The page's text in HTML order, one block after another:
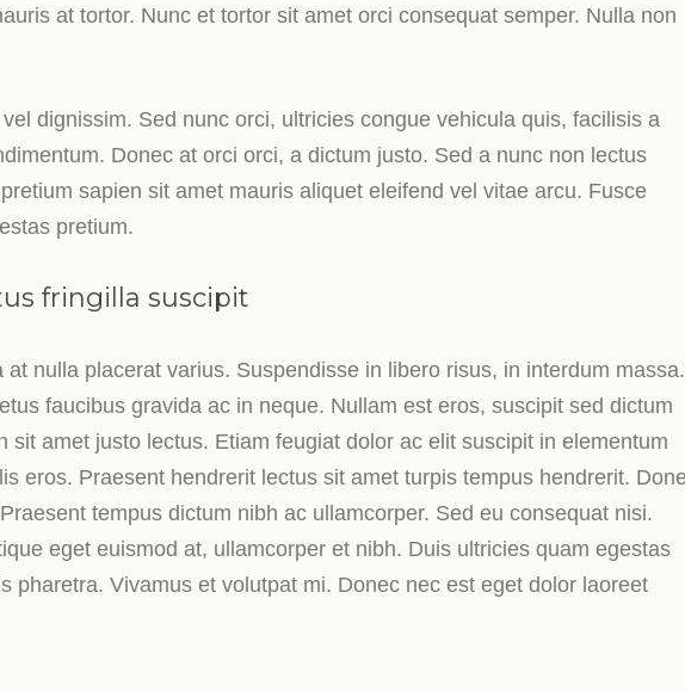
at tortor. Nunc et tortor sit amet orci consequat semper. Nulla non
dignissim. Sed nunc orci, ultricies congue vehicula quis, facilisis a
Donec at orci orci, a dictum justo. Sed a nunc non lectus
sapien sit amet mauris aliquet eleifend vel vitae arcu. Fusce
pretium.
fringilla suscipit
at nulla placerat varius. Suspendisse in libero risus, in interdum massa.
faucibus gravida ac in neque. Nullam est eros, suscipit sed dictum
sit amet justo lectus. Etiam feugiat dolor ac elit suscipit in elementum
eros. Praesent hendrerit lectus sit amet turpis tempus hendrerit.
tempus dictum nibh ac ullamcorper. Sed eu consequat nisi.
eget euismod at, ullamcorper et nibh. Duis ultricies quam egestas
pharetra. Vivamus et volutpat mi. Donec nec est eget dolor laoreet